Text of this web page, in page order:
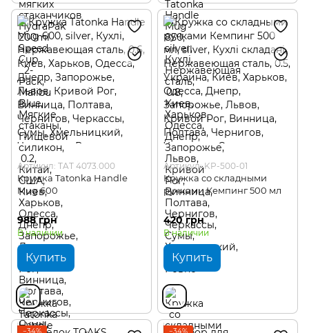
Артикул: TAT 4073.000
Кружка Tatonka Handle
Mug 600
988 грн
В наличии
Купить
Артикул: KP-500-01
Кружка со складными
ручками Кемпинг 500 мл
420 грн
В наличии
Купить
−34% −34%